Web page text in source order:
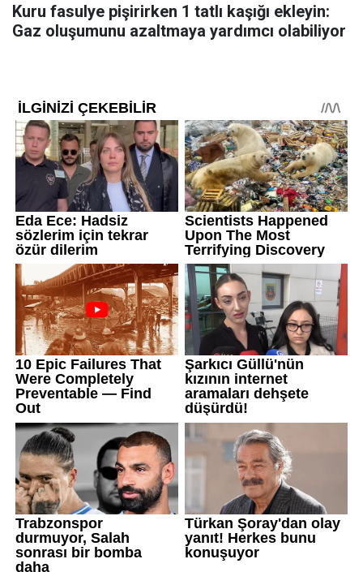
Kuru fasulye pişirirken 1 tatlı kaşığı ekleyin:
Gaz oluşumunu azaltmaya yardımcı olabiliyor